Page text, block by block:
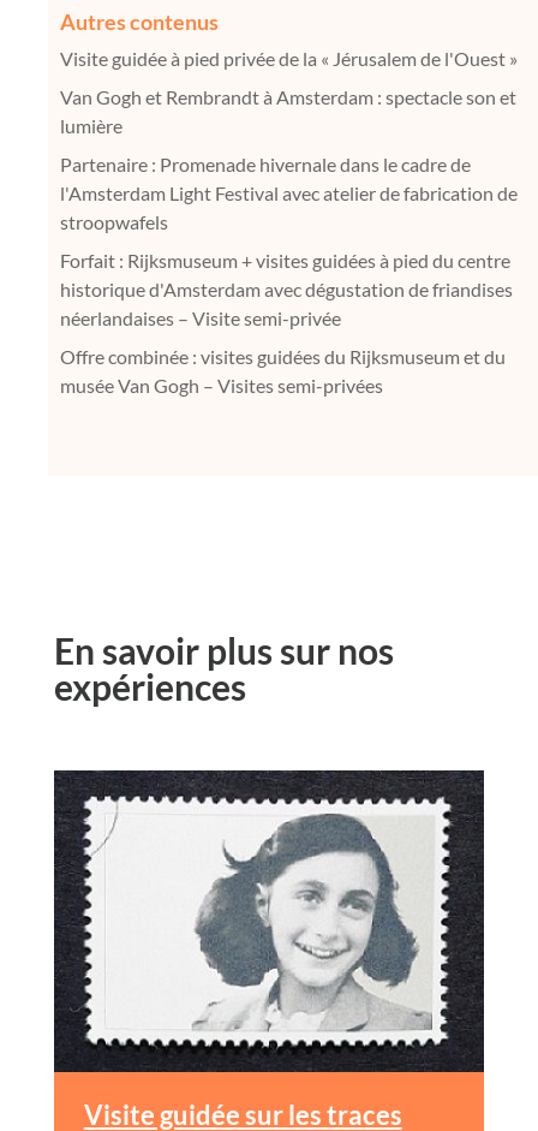
Autres contenus
Visite guidée à pied privée de la « Jérusalem de l'Ouest »
Van Gogh et Rembrandt à Amsterdam : spectacle son et
lumière
Partenaire : Promenade hivernale dans le cadre de
l'Amsterdam Light Festival avec atelier de fabrication de
stroopwafels
Forfait : Rijksmuseum + visites guidées à pied du centre
historique d'Amsterdam avec dégustation de friandises
néerlandaises – Visite semi-privée
Offre combinée : visites guidées du Rijksmuseum et du
musée Van Gogh – Visites semi-privées
En savoir plus sur nos
expériences
Visite guidée sur les traces